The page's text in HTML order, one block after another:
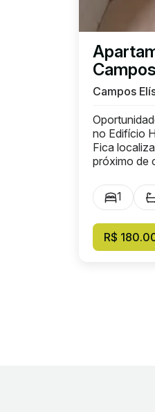
Campos
no Edifício
Fica
próximo de
1
R$